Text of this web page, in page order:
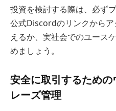
投資を検討する際は、必ず
公式Discordのリンクから
えるか、実社会でのユース
めましょう。
安全に取引するため
レーズ管理